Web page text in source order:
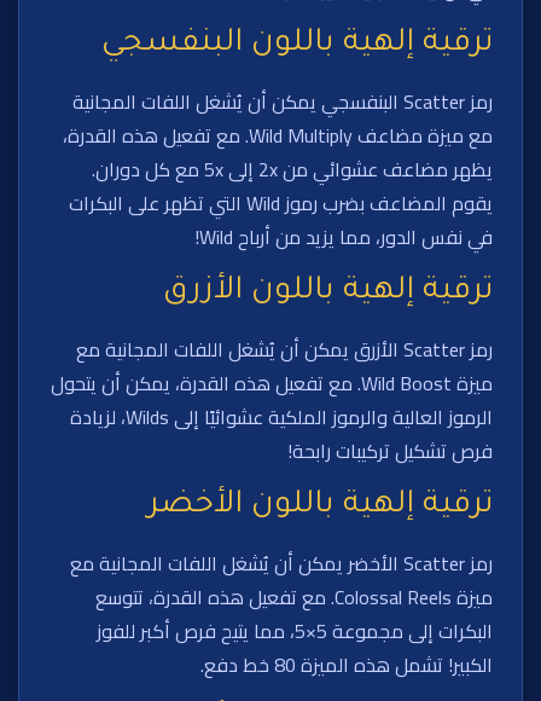
ترقية إلهية باللون البنفسجي
رمز Scatter البنفسجي يمكن أن يُشغل اللفات المجانية
مع ميزة مضاعف Wild Multiply. مع تفعيل هذه القدرة،
يظهر مضاعف عشوائي من 2x إلى 5x مع كل دوران.
يقوم المضاعف بضرب رموز Wild التي تظهر على البكرات
في نفس الدور، مما يزيد من أرباح Wild!
ترقية إلهية باللون الأزرق
رمز Scatter الأزرق يمكن أن يُشغل اللفات المجانية مع
ميزة Wild Boost. مع تفعيل هذه القدرة، يمكن أن يتحول
الرموز العالية والرموز الملكية عشوائيًا إلى Wilds، لزيادة
فرص تشكيل تركيبات رابحة!
ترقية إلهية باللون الأخضر
رمز Scatter الأخضر يمكن أن يُشغل اللفات المجانية مع
ميزة Colossal Reels. مع تفعيل هذه القدرة، تتوسع
البكرات إلى مجموعة 5×5، مما يتيح فرص أكبر للفوز
الكبير! تشمل هذه الميزة 80 خط دفع.